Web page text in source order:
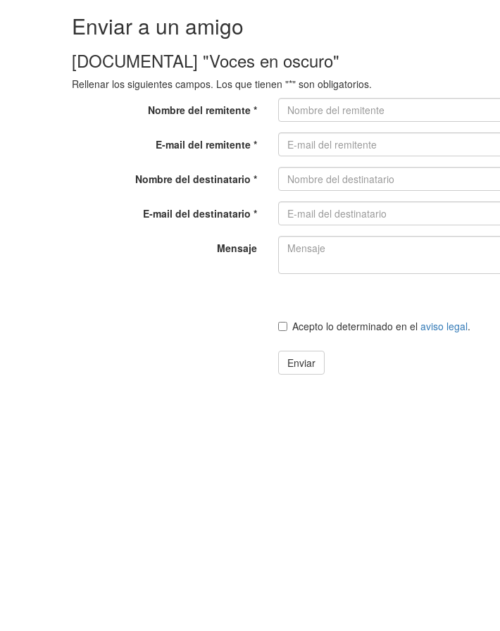
Enviar a un amigo
[DOCUMENTAL] "Voces en oscuro"
Rellenar los siguientes campos. Los que tienen "*" son obligatorios.
Nombre del remitente *
E-mail del remitente *
Nombre del destinatario *
E-mail del destinatario *
Mensaje
Acepto lo determinado en el aviso legal.
Enviar